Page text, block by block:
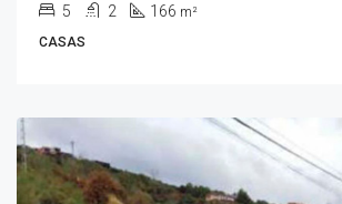
5 2 166 m²
CASAS